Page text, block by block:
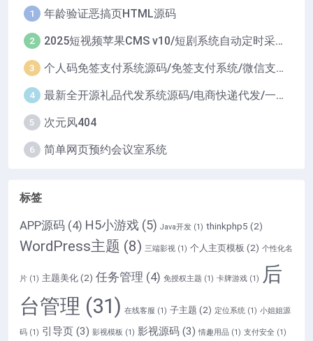
1 年龄验证恶搞页HTML源码
2 2025短视频苹果CMS v10/短剧系统自动定时采集H5移动端在线影视视频短剧源码小剧场短剧影视源码
3 个人码免签支付系统源码/免签支付系统/微信支付平台
4 最新全开源礼品代发系统源码/电商快递代发/一件代发系统
5 次元风404
6 简单网页预约会议室系统
标签
APP源码 (4) H5小游戏 (5) Java开发 (1) thinkphp5 (2)
WordPress主题 (8) 三端影视 (1) 个人主页模板 (2) 个性化名
片 (1) 主题美化 (2) 任务管理 (4) 免授权主题 (1) 卡牌游戏 (1)
后
台管理 (31) 在线客服 (1) 子主题 (2) 定位系统 (1) 小姐姐源
码 (1) 引导页 (3) 影视模板 (1) 影视源码 (3) 情趣用品 (1) 支付安全 (1)